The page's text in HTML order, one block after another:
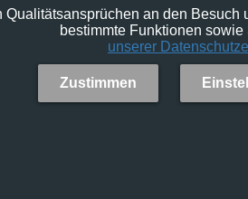
an den
bestimmte Funktionen
unserer
Zustimmen